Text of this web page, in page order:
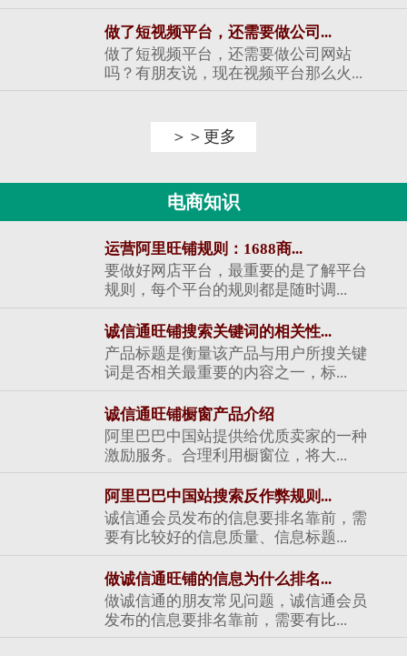
做了短视频平台，还需要做公司...
做了短视频平台，还需要做公司网站
吗？有朋友说，现在视频平台那么火...
＞＞更多
电商知识
运营阿里旺铺规则：1688商...
要做好网店平台，最重要的是了解平台
规则，每个平台的规则都是随时调...
诚信通旺铺搜索关键词的相关性...
产品标题是衡量该产品与用户所搜关键
词是否相关最重要的内容之一，标...
诚信通旺铺橱窗产品介绍
阿里巴巴中国站提供给优质卖家的一种
激励服务。合理利用橱窗位，将大...
阿里巴巴中国站搜索反作弊规则...
诚信通会员发布的信息要排名靠前，需
要有比较好的信息质量、信息标题...
做诚信通旺铺的信息为什么排名...
做诚信通的朋友常见问题，诚信通会员
发布的信息要排名靠前，需要有比...